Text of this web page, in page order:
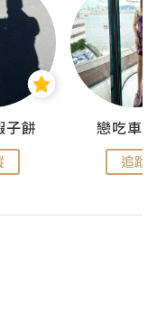
子餅 戀吃車
追蹤